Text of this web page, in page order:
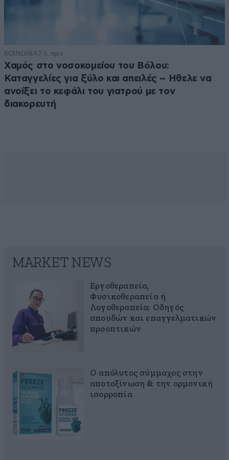
ΚΟΙΝΩΝΙΑ7 λ. πριν
Χαμός στο νοσοκομείου του Βόλου:
Καταγγελίες για ξύλο και απειλές – Ηθελε να
ανοίξει το κεφάλι του γιατρού με τον
διακορευτή
MARKET NEWS
Εργοθεραπεία,
Φυσικοθεραπεία ή
Λογοθεραπεία; Οδηγός
σπουδών και επαγγελματικών
προοπτικών
Ο απόλυτος σύμμαχος στην
αποτοξίνωση & την ορμονική
ισορροπία